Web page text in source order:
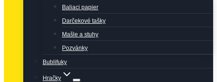
Baliaci papier
Darčekové tašky
Mašle a stuhy
Pozvánky
Bublifuky
Hračky